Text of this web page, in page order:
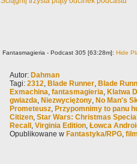
Fantasmagieria - Podcast 305 [63:28m]: Hide
Autor: Dahman
Tagi: 2312, Blade Runner, Blade
Exmachina, fantasmagieria, Klatwa
gwiazda, Niezwyciężony, No Man's
Prometeusz, Przypomnimy to panu
Citizen, Star Wars: Christmas
Recall , Virginia Edition, Łowca
Opublikowane w Fantastyka/RPG,